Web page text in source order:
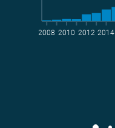
geradelte km
2008 2010 2012 2014